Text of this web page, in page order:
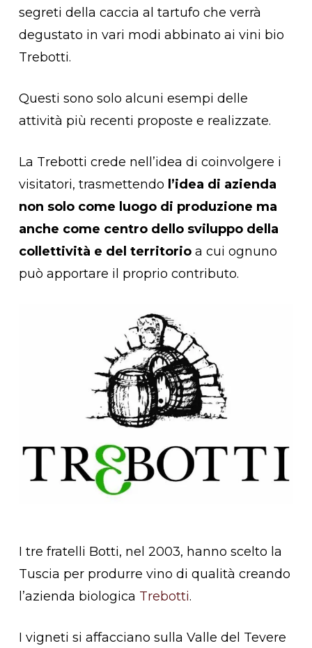
segreti della caccia al tartufo che verrà
degustato in vari modi abbinato ai vini bio
Trebotti.
Questi sono solo alcuni esempi delle
attività più recenti proposte e realizzate.
La Trebotti crede nell’idea di coinvolgere i
visitatori, trasmettendo l’idea di azienda
non solo come luogo di produzione ma
anche come centro dello sviluppo della
collettività e del territorioa cui ognuno
può apportare il proprio contributo.
I tre fratelli Botti, nel 2003, hanno scelto la
Tuscia per produrre vino di qualità creando
l’azienda biologica Trebotti.
I vigneti si affacciano sulla Valle del Tevere